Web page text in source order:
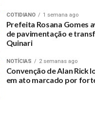
a medida não
apesar da
que não [vai
tem períodos de
em um período em
a reduzir preços. Você
COTIDIANO 1 semana ago
Prefeita Rosana Gomes
de pavimentação e
Quinari
NOTÍCIAS 2 semanas ago
Convenção de Alan Rick
em ato marcado por